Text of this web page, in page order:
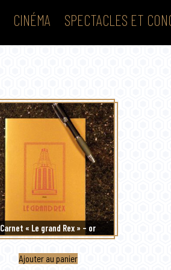
CINÉMA SPECTACLES ET
Carnet « Le grand Rex » – or
Ajouter au panier